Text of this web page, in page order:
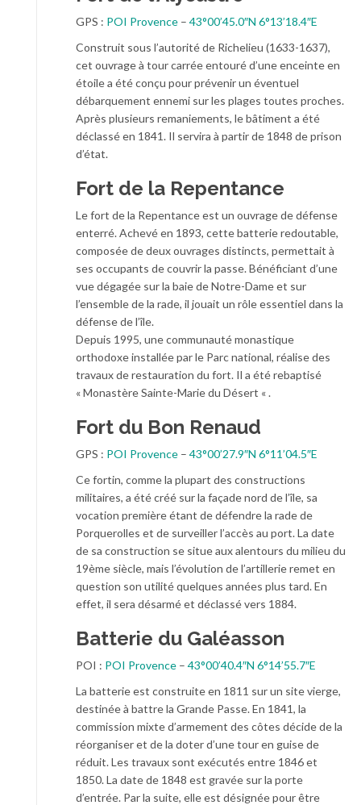
GPS : POI Provence – 43°00’45.0″N 6°13’18.4″E
Construit sous l’autorité de Richelieu (1633-1637),
cet ouvrage à tour carrée entouré d’une enceinte en
étoile a été conçu pour prévenir un éventuel
débarquement ennemi sur les plages toutes proches.
Après plusieurs remaniements, le bâtiment a été
déclassé en 1841. Il servira à partir de 1848 de prison
d’état.
Fort de la Repentance
Le fort de la Repentance est un ouvrage de défense
enterré. Achevé en 1893, cette batterie redoutable,
composée de deux ouvrages distincts, permettait à
ses occupants de couvrir la passe. Bénéficiant d’une
vue dégagée sur la baie de Notre-Dame et sur
l’ensemble de la rade, il jouait un rôle essentiel dans la
défense de l’île.
Depuis 1995, une communauté monastique
orthodoxe installée par le Parc national, réalise des
travaux de restauration du fort. Il a été rebaptisé
« Monastère Sainte-Marie du Désert « .
Fort du Bon Renaud
GPS : POI Provence – 43°00’27.9″N 6°11’04.5″E
Ce fortin, comme la plupart des constructions
militaires, a été créé sur la façade nord de l’île, sa
vocation première étant de défendre la rade de
Porquerolles et de surveiller l’accès au port. La date
de sa construction se situe aux alentours du milieu du
19ème siècle, mais l’évolution de l’artillerie remet en
question son utilité quelques années plus tard. En
effet, il sera désarmé et déclassé vers 1884.
Batterie du Galéasson
POI : POI Provence – 43°00’40.4″N 6°14’55.7″E
La batterie est construite en 1811 sur un site vierge,
destinée à battre la Grande Passe. En 1841, la
commission mixte d’armement des côtes décide de la
réorganiser et de la doter d’une tour en guise de
réduit. Les travaux sont exécutés entre 1846 et
1850. La date de 1848 est gravée sur la porte
d’entrée. Par la suite, elle est désignée pour être